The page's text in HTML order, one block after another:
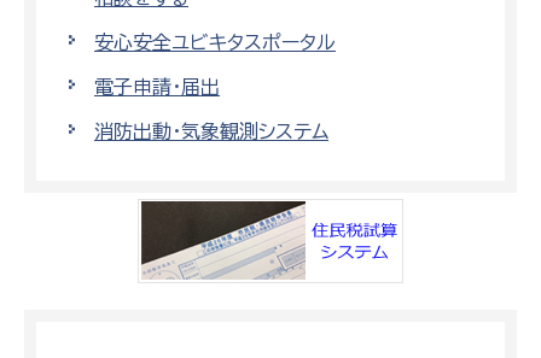
安心安全ユビキタスポータル
電子申請・届出
消防出動・気象観測システム